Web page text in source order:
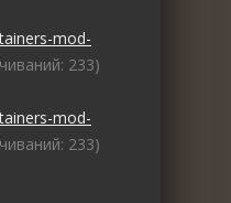
mod-
233)
mod-
233)